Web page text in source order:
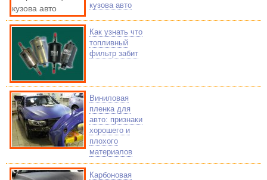
кузова авто
Как узнать что
топливный
фильтр забит
Виниловая
пленка для
авто: признаки
хорошего и
плохого
материалов
Карбоновая